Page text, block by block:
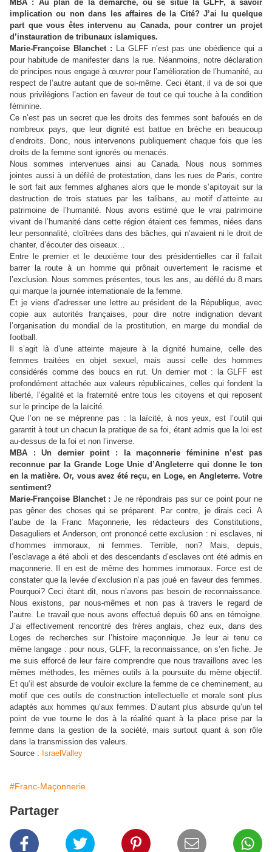
MBA : Au plan de la démarche, où se situe laGLFF, à savoir
implication ou non dans les affaires de la Cité? J’ai lu quelque
part que vous êtes intervenu au Canada, pour contrer un projet
d’instauration de tribunaux islamiques.
Marie-Françoise Blanchet : La GLFFn’est pas une obédience qui a
pour habitude de manifester dans la rue. Néanmoins, notre déclaration
de principes nous engage à œuvrer pour l’amélioration de l’humanité, au
respect de l’autre autant que de soi-même. Ceci étant, il va de soi que
nous privilégions l’action en faveur de tout ce qui touche à la condition
féminine.
Ce n’est pas un secret que les droits des femmes sont bafoués en de
nombreux pays, que leur dignité est battue en brèche en beaucoup
d’endroits. Donc, nous intervenons publiquement chaque fois que les
droits de la femme sont ignorés ou menacés.
Nous sommes intervenues ainsi au Canada. Nous nous sommes
jointes aussi à un défilé de protestation, dans les rues de Paris, contre
le sort fait aux femmes afghanes alors que le monde s’apitoyait sur la
destruction de trois statues par les talibans, au motif d’atteinte au
patrimoine de l’humanité. Nous avons estimé que le vrai patrimoine
vivant de l’humanité dans cette région étaient ces femmes, niées dans
leur personnalité, cloîtrées dans des bâches, qui n’avaient ni le droit de
chanter, d’écouter des oiseaux…
Entre le premier et le deuxième tour des présidentielles car il fallait
barrer la route à un homme qui prônait ouvertement le racisme et
l’exclusion. Nous sommes présentes, tous les ans, au défilé du 8 mars
qui marque la journée internationale de la femme.
Et je viens d’adresser une lettre au président de la République, avec
copie aux autorités françaises, pour dire notre indignation devant
l’organisation du mondial de la prostitution, en marge du mondial de
football.
Il s’agit là d’une atteinte majeure à la dignité humaine, celle des
femmes traitées en objet sexuel, mais aussi celle des hommes
considérés comme des boucs en rut. Un dernier mot : laGLFF est
profondément attachée aux valeurs républicaines, celles qui fondent la
liberté, l’égalité et la fraternité entre tous les citoyens et qui reposent
sur le principe de la laïcité.
Que l’on ne se méprenne pas : la laïcité, à nos yeux, est l’outil qui
garantit à tout un chacun la pratique de sa foi, étant admis que la loi est
au-dessus de la foi et non l’inverse.
MBA : Un dernier point : la maçonnerie féminine n’est pas
reconnue par la Grande Loge Unie d’Angleterre qui donne le ton
en la matière. Or, vous avez été reçu, en Loge, en Angleterre. Votre
sentiment?
Marie-Françoise Blanchet : Je ne répondrais pas sur ce point pour ne
pas gêner des choses qui se préparent. Par contre, je dirais ceci. A
l’aube de la Franc Maçonnerie, les rédacteurs des Constitutions,
Desaguliers et Anderson, ont prononcé cette exclusion : ni esclaves, ni
d’hommes immoraux, ni femmes. Terrible, non? Mais, depuis,
l’esclavage a été aboli et des descendants d’esclaves ont été admis en
maçonnerie. Il en est de même des hommes immoraux. Force est de
constater que la levée d’exclusion n’a pas joué en faveur des femmes.
Pourquoi? Ceci étant dit, nous n’avons pas besoin de reconnaissance.
Nous existons, par nous-mêmes et non pas à travers le regard de
l’autre. Le travail que nous avons effectué depuis 60 ans en témoigne.
J’ai effectivement rencontré des frères anglais, chez eux, dans des
Loges de recherches sur l’histoire maçonnique. Je leur ai tenu ce
même langage : pour nous,GLFF, la reconnaissance, on s’en fiche. Je
me suis efforcé de leur faire comprendre que nous travaillons avec les
mêmes méthodes, les mêmes outils à la poursuite du même objectif.
Et qu’il est absurde de vouloir exclure la femme de ce cheminement, au
motif que ces outils de construction intellectuelle et morale sont plus
adaptés aux hommes qu’aux femmes. D’autant plus absurde qu’un tel
point de vue tourne le dos à la réalité quant à la place prise par la
femme dans la gestion de la société, mais surtout quant à son rôle
dans la transmission des valeurs.
Source : IsraelValley
#Franc-Maçonnerie
Partager